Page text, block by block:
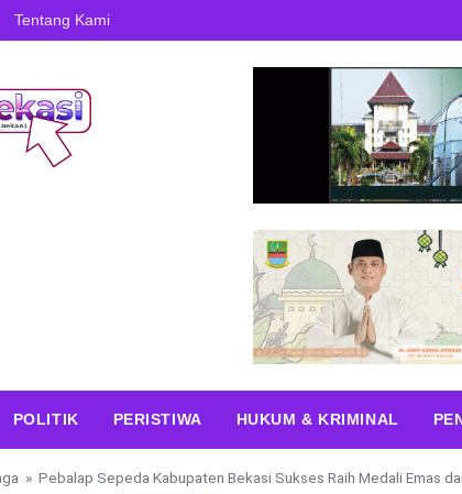
Tentang Kami
POLITIK PERISTIWA HUKUM & KRIMINAL
» Pebalap Sepeda Kabupaten Bekasi Sukses Raih Medali Emas